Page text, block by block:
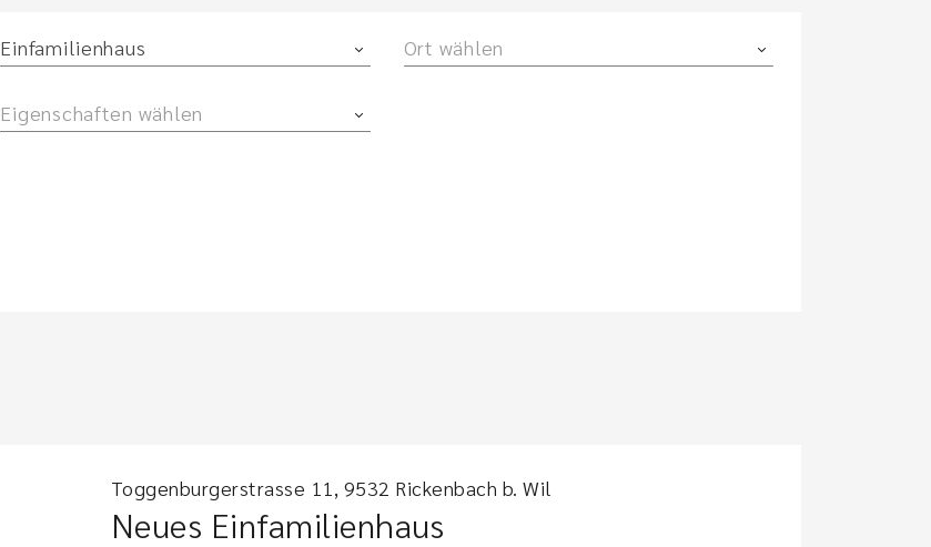
Einfamilienhaus Ort wählen
Eigenschaften wählen
Toggenburgerstrasse 11, 9532 Rickenbach b. Wil
Neues Einfamilienhaus